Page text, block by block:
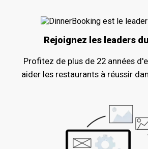
Rejoignez les leaders
Profitez de plus de 22 années
aider les restaurants à réussir